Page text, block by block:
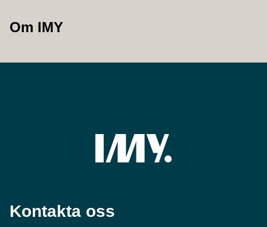
Om IMY
Kontakta oss